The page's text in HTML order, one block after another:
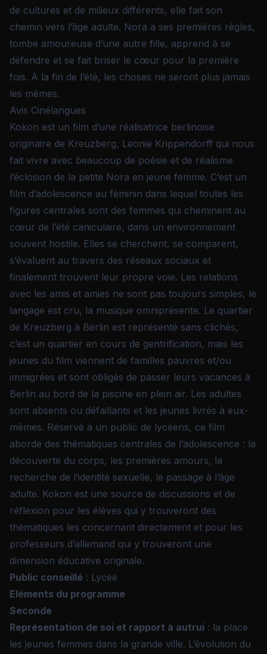
de cultures et de milieux différents, elle fait son
chemin vers l’âge adulte. Nora a ses premières règles,
tombe amoureuse d’une autre fille, apprend à se
défendre et se fait briser le cœur pour la première
fois. À la fin de l’été, les choses ne seront plus jamais
les mêmes.
Avis Cinélangues
Kokon est un film d’une réalisatrice berlinoise
originaire de Kreuzberg, Leonie Krippendorff qui nous
fait vivre avec beaucoup de poésie et de réalisme
l’éclosion de la petite Nora en jeune femme. C’est un
film d’adolescence au féminin dans lequel toutes les
figures centrales sont des femmes qui cheminent au
cœur de l’été caniculaire, dans un environnement
souvent hostile. Elles se cherchent, se comparent,
s’évaluent au travers des réseaux sociaux et
finalement trouvent leur propre voie. Les relations
avec les amis et amies ne sont pas toujours simples, le
langage est cru, la musique omniprésente. Le quartier
de Kreuzberg à Berlin est représenté sans clichés,
c’est un quartier en cours de gentrification, mais les
jeunes du film viennent de familles pauvres et/ou
immigrées et sont obligés de passer leurs vacances à
Berlin au bord de la piscine en plein air. Les adultes
sont absents ou défaillants et les jeunes livrés à eux-
mêmes. Réservé à un public de lycéens, ce film
aborde des thématiques centrales de l’adolescence : la
découverte du corps, les premières amours, la
recherche de l’identité sexuelle, le passage à l’âge
adulte. Kokon est une source de discussions et de
réflexion pour les élèves qui y trouveront des
thématiques les concernant directement et pour les
professeurs d’allemand qui y trouveront une
dimension éducative originale.
Public conseillé : Lycée
Eléments du programme
Seconde
Représentation de soi et rapport à autrui : la place
les jeunes femmes dans la grande ville. L’évolution du